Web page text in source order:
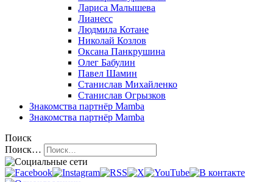
Лариса Малышева
Лианесс
Людмила Котане
Николай Козлов
Оксана Панкрушина
Олег Бабулин
Павел Шамин
Станислав Михайленко
Станислав Огрызков
Знакомства партнёр Mamba
Знакомства партнёр Mamba
Поиск
Поиск…